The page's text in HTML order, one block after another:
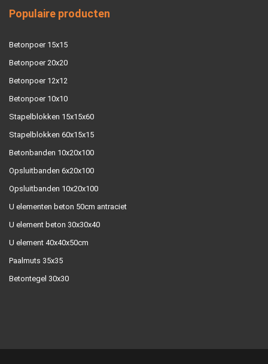
Populaire producten
Betonpoer 15x15
Betonpoer 20x20
Betonpoer 12x12
Betonpoer 10x10
Stapelblokken 15x15x60
Stapelblokken 60x15x15
Betonbanden 10x20x100
Opsluitbanden 6x20x100
Opsluitbanden 10x20x100
U elementen beton 50cm antraciet
U element beton 30x30x40
U element 40x40x50cm
Paalmuts 35x35
Betontegel 30x30